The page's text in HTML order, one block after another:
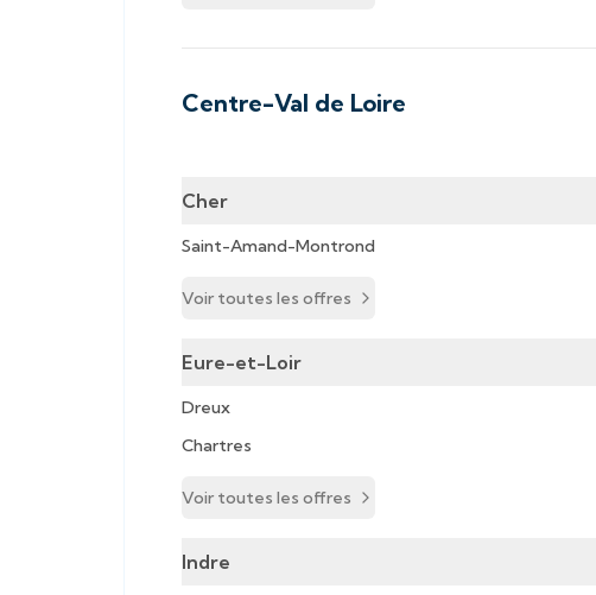
Centre-Val de Loire
Cher
Saint-Amand-Montrond
Voir toutes les offres
Eure-et-Loir
Dreux
Chartres
Voir toutes les offres
Indre